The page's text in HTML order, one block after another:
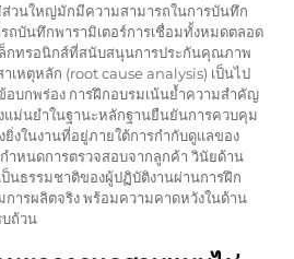
วนใหญ่มักมีความสามารถในการบันทึก
ถบันทึกพารามิเตอร์การเชื่อมทั้งหมดตลอด
ล็กทรอนิกส์ที่สนับสนุนการประกันคุณภาพ
เหตุหลัก (root cause analysis) เป็นไป
อบกพร่อง การฝึกอบรมเน้นย้ำความสำคัญ
ม่นยำในฐานะหลักฐานยืนยันการควบคุม
ยิ่งในงานที่อยู่ภายใต้การกำกับดูแลของ
ำหนดการตรวจสอบจากลูกค้า วินัยด้าน
ป็นธรรมชาติของผู้ปฏิบัติงานผ่านการฝึก
ารผลิตจริง พร้อมความคาดหวังในด้าน
ถ้วน